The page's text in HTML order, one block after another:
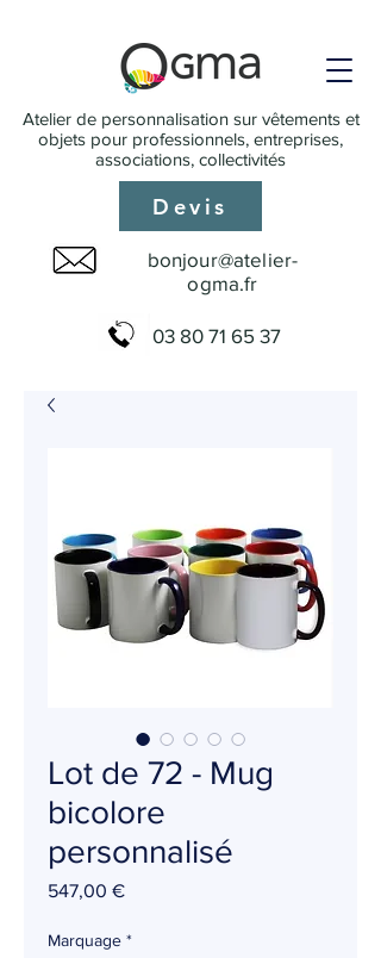
Atelier de personnalisation sur vêtements et
objets pour professionnels, entreprises,
associations, collectivités
bonjour@atelier-
ogma.fr
03 80 71 65 37
Devis
Lot de 72 - Mug
bicolore
personnalisé
547,00 €Prix
Marquage *